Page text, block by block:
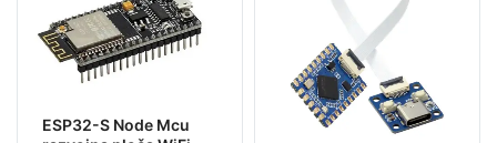
ESP32-S Node Mcu